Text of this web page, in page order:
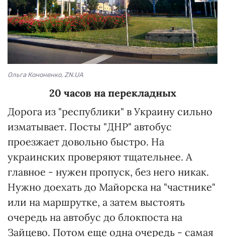
Ольга Кононенко, ZN.UA
20 часов на перекладных
Дорога из "республики" в Украину сильно
изматывает. Посты "ДНР" автобус
проезжает довольно быстро. На
украинских проверяют тщательнее. А
главное - нужен пропуск, без него никак.
Нужно доехать до Майорска на "частнике"
или на маршрутке, а затем выстоять
очередь на автобус до блокпоста на
Зайцево. Потом еще одна очередь - самая